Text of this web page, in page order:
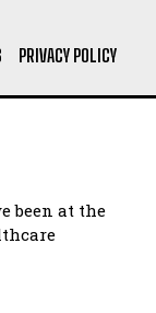
PRIVACY POLICY
been at the